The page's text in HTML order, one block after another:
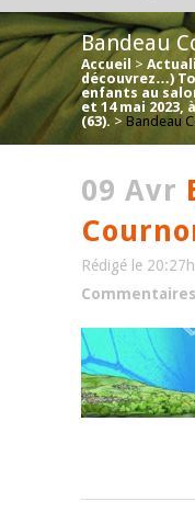
Bandeau
Accueil >
découvrez…)
enfants au
et 14 mai 2023,
(63). > Bandeau
09 Avr
Rédigé le 20:27h
Commentaires